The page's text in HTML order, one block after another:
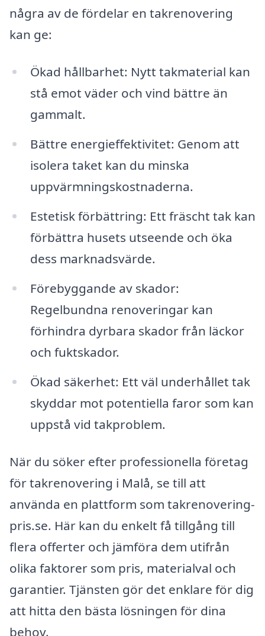
några av de fördelar en takrenovering
kan ge:
Ökad hållbarhet: Nytt takmaterial kan
stå emot väder och vind bättre än
gammalt.
Bättre energieffektivitet: Genom att
isolera taket kan du minska
uppvärmningskostnaderna.
Estetisk förbättring: Ett fräscht tak kan
förbättra husets utseende och öka
dess marknadsvärde.
Förebyggande av skador:
Regelbundna renoveringar kan
förhindra dyrbara skador från läckor
och fuktskador.
Ökad säkerhet: Ett väl underhållet tak
skyddar mot potentiella faror som kan
uppstå vid takproblem.
När du söker efter professionella företag
för takrenovering i Malå, se till att
använda en plattform som takrenovering-
pris.se. Här kan du enkelt få tillgång till
flera offerter och jämföra dem utifrån
olika faktorer som pris, materialval och
garantier. Tjänsten gör det enklare för dig
att hitta den bästa lösningen för dina
behov.